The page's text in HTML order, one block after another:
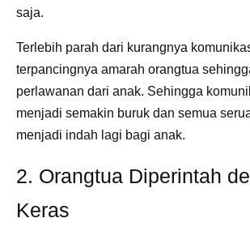
saja.
Terlebih parah dari kurangnya
terpancingnya amarah orangtua
perlawanan dari anak. Sehingga
menjadi semakin buruk dan semua
menjadi indah lagi bagi anak.
2. Orangtua Diperintah
Keras